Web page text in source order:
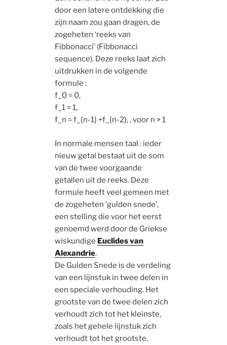
door een latere ontdekking die
zijn naam zou gaan dragen, de
zogeheten ‘reeks van
Fibbonacci’ (Fibbonacci
sequence). Deze reeks laat zich
uitdrukken in de volgende
formule :
f_0 = 0,
f_1 = 1,
f_n = f_{n-1} +f_{n-2}, , voor n > 1
In normale mensen taal : ieder
nieuw getal bestaat uit de som
van de twee voorgaande
getallen uit de reeks. Deze
formule heeft veel gemeen met
de zogeheten ‘gulden snede’,
een stelling die voor het eerst
genoemd werd door de Griekse
wiskundige Euclides van
Alexandrie.
De Gulden Snede is de verdeling
van een lijnstuk in twee delen in
een speciale verhouding. Het
grootste van de twee delen zich
verhoudt zich tot het kleinste,
zoals het gehele lijnstuk zich
verhoudt tot het grootste.